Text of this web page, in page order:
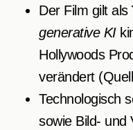
Der Film gilt als
generative KI
Hollywoods
verändert
Technologisch
sowie Bild- und